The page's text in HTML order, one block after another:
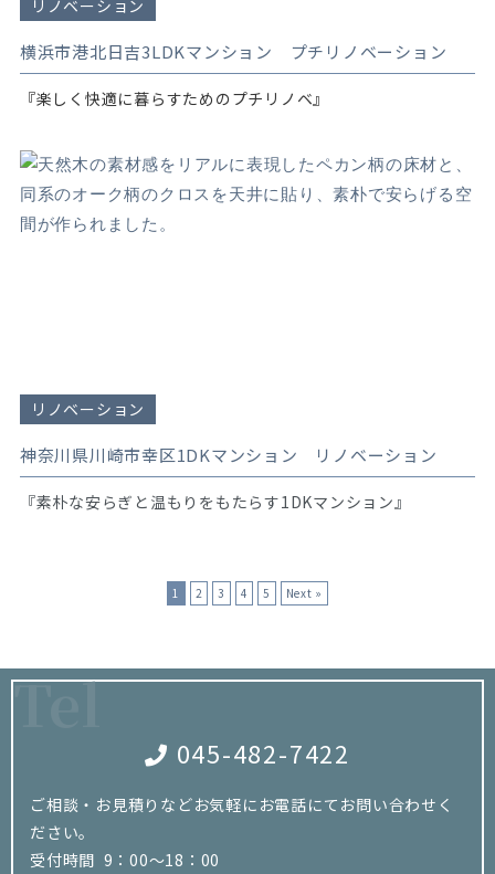
リノベーション
横浜市港北日吉3LDKマンション プチリノベーション
『楽しく快適に暮らすためのプチリノベ』
リノベーション
神奈川県川崎市幸区1DKマンション リノベーション
『素朴な安らぎと温もりをもたらす1DKマンション』
1 2 3 4 5 Next »
045-482-7422
ご相談・お見積りなどお気軽にお電話にてお問い合わせく
ださい。
受付時間 9：00～18：00
Tel